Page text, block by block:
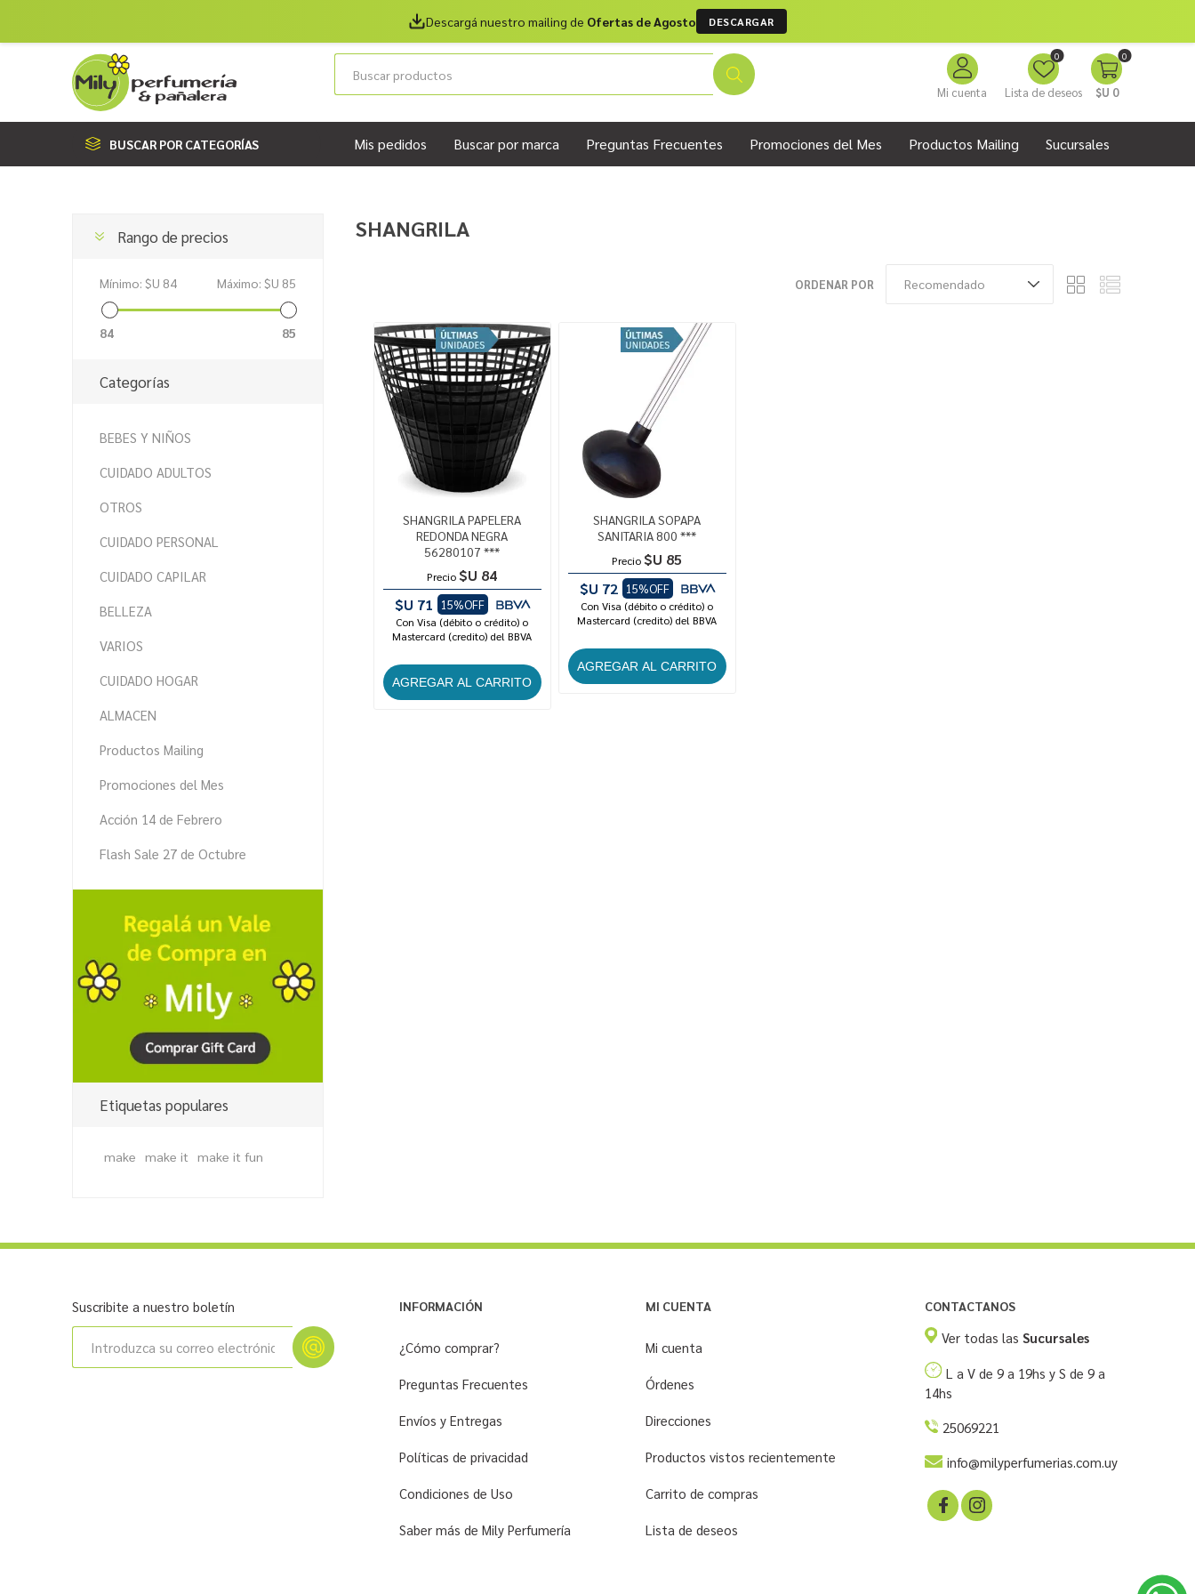
Descargá nuestro mailing de Ofertas de Agosto DESCARGAR
Mi cuenta Lista de deseos
0 0
$U 0
BUSCAR POR CATEGORÍAS Mis pedidos Buscar por marca Preguntas Frecuentes Promociones del Mes Productos Mailing Sucursales
SHANGRILA
ORDENAR POR
SHANGRILA PAPELERA
REDONDA NEGRA
56280107 ***
Precio $U 84
$U 71
15%OFF
Con Visa (débito o crédito) o
Mastercard (credito) del BBVA
SHANGRILA SOPAPA
SANITARIA 800 ***
Precio $U 85
$U 72 15%OFF
Con Visa (débito o crédito) o
Mastercard (credito) del BBVA
Rango de precios
Mínimo: $U 84 Máximo: $U 85
84 85
Categorías
BEBES Y NIÑOS
CUIDADO ADULTOS
OTROS
CUIDADO PERSONAL
CUIDADO CAPILAR
BELLEZA
VARIOS
CUIDADO HOGAR
ALMACEN
Productos Mailing
Promociones del Mes
Acción 14 de Febrero
Flash Sale 27 de Octubre
Etiquetas populares
make make it make it fun
Suscribite a nuestro boletín INFORMACIÓN
¿Cómo comprar?
Preguntas Frecuentes
Envíos y Entregas
Políticas de privacidad
Condiciones de Uso
Saber más de Mily Perfumería
MI CUENTA
Mi cuenta
Órdenes
Direcciones
Productos vistos recientemente
Carrito de compras
Lista de deseos
CONTACTANOS
Ver todas las Sucursales
L a V de 9 a 19hs y S de 9 a
14hs
25069221
info@milyperfumerias.com.uy